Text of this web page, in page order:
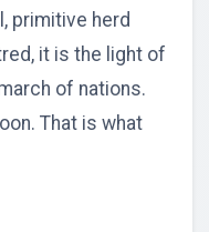
primitive herd
it is the light of
of nations.
That is what